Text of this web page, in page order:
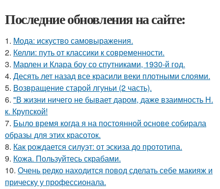
Последние обновления на сайте:
1. Мода: искуство самовыражения.
2. Келли: путь от классики к современности.
3. Марлен и Клара боу со спутниками, 1930-й год.
4. Десять лет назад все красили веки плотными слоями.
5. Возвращение старой лгуньи (2 часть).
6. "В жизни ничего не бывает даром, даже взаимность Н.
к. Крупской!
7. Было время когда я на постоянной основе собирала
образы для этих красоток.
8. Как рождается силуэт: от эскиза до прототипа.
9. Кожа. Пользуйтесь скрабами.
10. Очень редко находится повод сделать себе макияж и
прическу у профессионала.